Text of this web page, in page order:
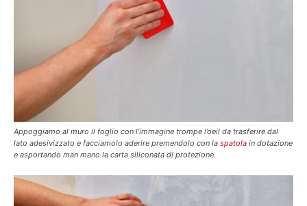
Appoggiamo al muro il foglio con l’immagine trompe l’oeil da trasferire dal
lato adesivizzato e facciamolo aderire premendolo con la spatola in dotazione
e asportando man mano la carta siliconata di protezione.